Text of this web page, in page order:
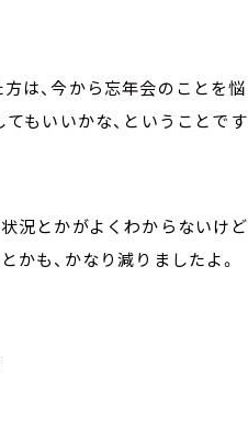
は、今から忘年会のことを
てもいいかな、ということで
況とかがよくわからないけ
かも、かなり減りましたよ。